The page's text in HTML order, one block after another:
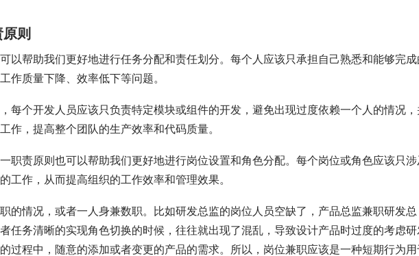
则
以帮助我们更好地进行任务分配和责任划分。每个人应该只承担自己熟悉和能够完成
作质量下降、效率低下等问题。
每个开发人员应该只负责特定模块或组件的开发，避免出现过度依赖一个人的情况，
作，提高整个团队的生产效率和代码质量。
职责原则也可以帮助我们更好地进行岗位设置和角色分配。每个岗位或角色应该只涉
工作，从而提高组织的工作效率和管理效果。
的情况，或者一人身兼数职。比如研发总监的岗位人员空缺了，产品总监兼职研发总
任务清晰的实现角色切换的时候，往往就出现了混乱，导致设计产品时过度的考虑研
过程中，随意的添加或者变更的产品的需求。所以，岗位兼职应该是一种短期行为用